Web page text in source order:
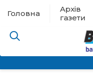
Головна
Архів
газети